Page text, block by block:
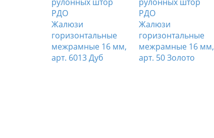
Жалюзи
горизонтальные
межрамные 16 мм,
арт. 6013 Дуб
Жалюзи
горизонтальные
межрамные 16 мм,
арт. 50 Золото